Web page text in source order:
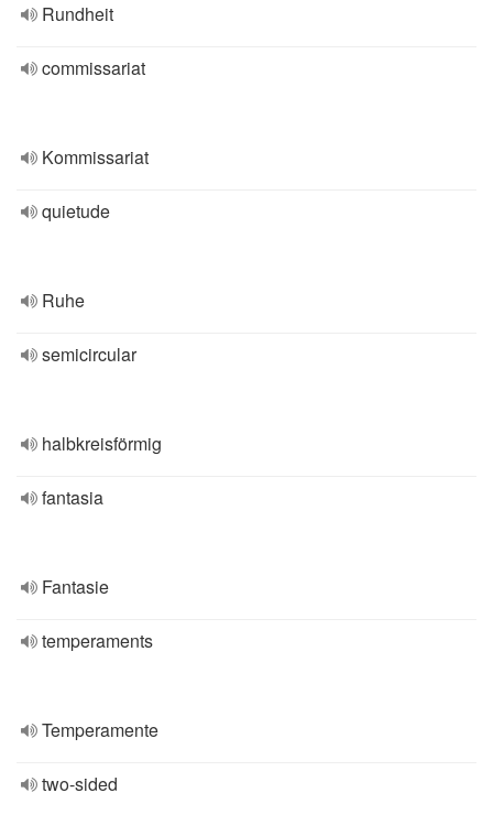
Rundheit
commissariat
Kommissariat
quietude
Ruhe
semicircular
halbkreisförmig
fantasia
Fantasie
temperaments
Temperamente
two-sided